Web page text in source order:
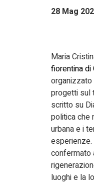
28 Mag
Maria
fiorentina di
progetti sul
scritto su
politica che
urbana e i
esperienze.
confermato
luoghi e la